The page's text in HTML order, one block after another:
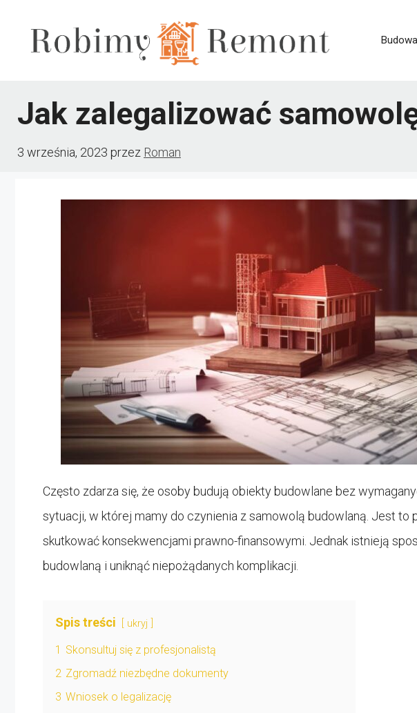
Jak zalegalizować
3 września, 2023 przez Roman
Często zdarza się, że osoby budują obiekty budowlane bez
sytuacji, w której mamy do czynienia z samowolą budowlaną. Jest to
skutkować konsekwencjami prawno-finansowymi. Jednak istnieją
budowlaną i uniknąć niepożądanych komplikacji.
Spis treści ukryj
1 Skonsultuj się z profesjonalistą
2 Zgromadź niezbędne dokumenty
3 Wniosek o legalizację